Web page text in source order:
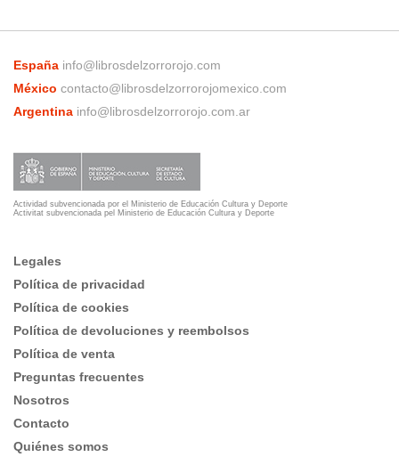
España info@librosdelzorrorojo.com
México contacto@librosdelzorrorojomexico.com
Argentina info@librosdelzorrorojo.com.ar
Actividad subvencionada por el Ministerio de Educación Cultura y Deporte
Activitat subvencionada pel Ministerio de Educación Cultura y Deporte
Legales
Política de privacidad
Política de cookies
Política de devoluciones y reembolsos
Política de venta
Preguntas frecuentes
Nosotros
Contacto
Quiénes somos